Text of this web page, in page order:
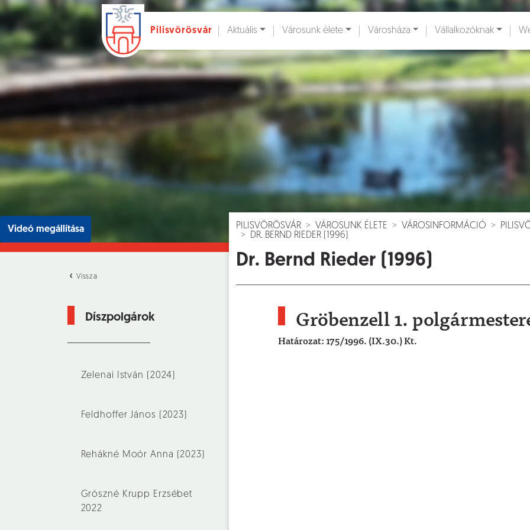
Ugrás a fő tartalomhoz
Pilisvörösvár Aktuális Városunk élete Városháza Vállalkozóknak
Videó megállítása
Vissza
Díszpolgárok
Zelenai István (2024)
Feldhoffer János (2023)
Rehákné Moór Anna (2023)
Grószné Krupp Erzsébet
2022
PILISVÖRÖSVÁR VÁROSUNK ÉLETE VÁROSINFORMÁCIÓ
DR. BERND RIEDER (1996)
Dr. Bernd Rieder (1996)
Gröbenzell 1.
Határozat: 175/1996. (IX.30.) Kt.
Hírek [] ]